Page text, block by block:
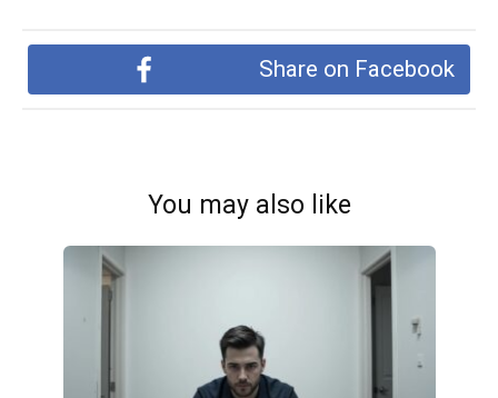
Share on Facebook
You may also like